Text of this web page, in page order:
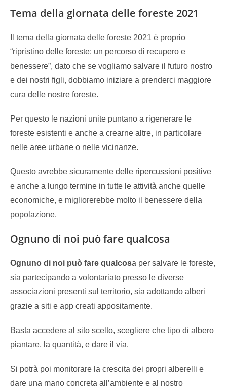
Tema della giornata delle foreste 2021
Il tema della giornata delle foreste 2021 è proprio
“ripristino delle foreste: un percorso di recupero e
benessere”, dato che se vogliamo salvare il futuro nostro
e dei nostri figli, dobbiamo iniziare a prenderci maggiore
cura delle nostre foreste.
Per questo le nazioni unite puntano a rigenerare le
foreste esistenti e anche a crearne altre, in particolare
nelle aree urbane o nelle vicinanze.
Questo avrebbe sicuramente delle ripercussioni positive
e anche a lungo termine in tutte le attività anche quelle
economiche, e migliorerebbe molto il benessere della
popolazione.
Ognuno di noi può fare qualcosa
Ognuno di noi può fare qualcosa per salvare le foreste,
sia partecipando a volontariato presso le diverse
associazioni presenti sul territorio, sia adottando alberi
grazie a siti e app creati appositamente.
Basta accedere al sito scelto, scegliere che tipo di albero
piantare, la quantità, e dare il via.
Si potrà poi monitorare la crescita dei propri alberelli e
dare una mano concreta all’ambiente e al nostro